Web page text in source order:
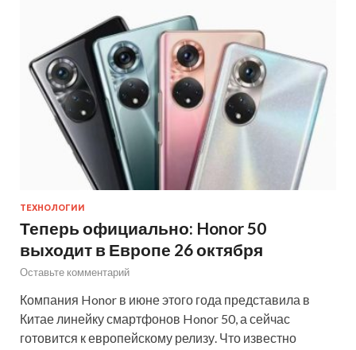
ТЕХНОЛОГИИ
Теперь официально: Honor 50
выходит в Европе 26 октября
Оставьте комментарий
Компания Honor в июне этого года представила в
Китае линейку смартфонов Honor 50, а сейчас
готовится к европейскому релизу. Что известно